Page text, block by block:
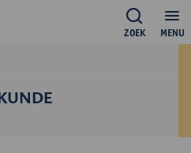
MENU
ZOEK